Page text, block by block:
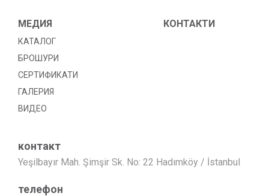
МЕДИЯ
КАТАЛОГ
БРОШУРИ
СЕРТИФИКАТИ
ГАЛЕРИЯ
ВИДЕО
КОНТАКТИ
контакт
Yeşilbayır Mah. Şimşir Sk. No: 22 Hadımköy / İstanbul
телефон